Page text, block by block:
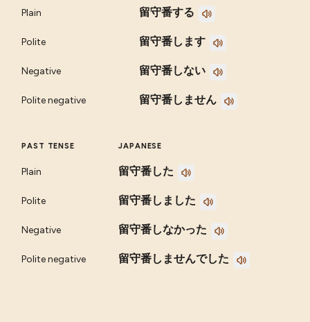
Plain 留守番する
Polite 留守番します
Negative 留守番しない
Polite negative 留守番しません
PAST TENSE JAPANESE
Plain 留守番した
Polite 留守番しました
Negative 留守番しなかった
Polite negative 留守番しませんでした